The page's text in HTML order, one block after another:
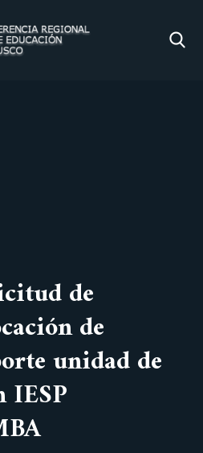
de
de
unidad de
IESP